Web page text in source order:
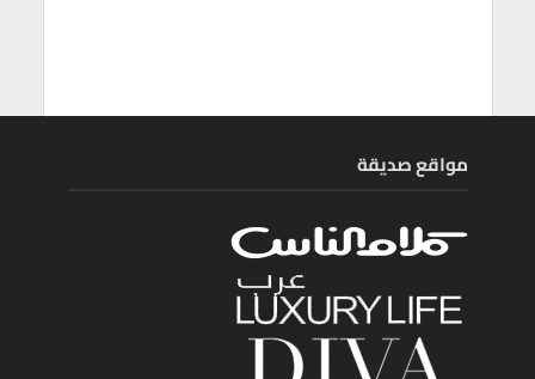
مواقع صديقة